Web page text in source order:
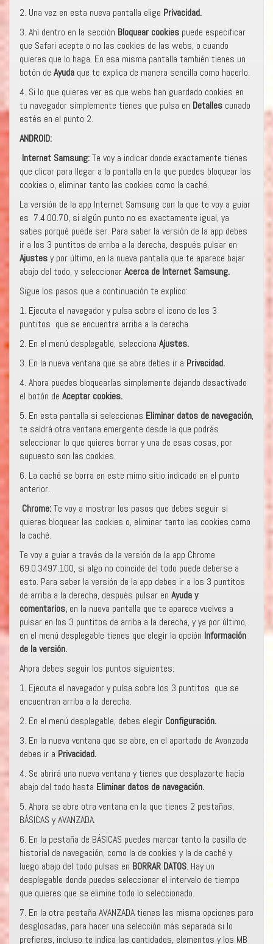
2. Una vez en esta nueva pantalla elige Privacidad.
3. Ahí dentro en la sección Bloquear cookies puede especificar
que Safari acepte o no las cookies de las webs, o cuando
quieres que lo haga. En esa misma pantalla también tienes un
botón de Ayuda que te explica de manera sencilla como hacerlo.
4. Si lo que quieres ver es que webs han guardado cookies en
tu navegador simplemente tienes que pulsa en Detalles cunado
estés en el punto 2.
ANDROID:
Internet Samsung:Te voy a indicar donde exactamente tienes
que clicar para llegar a la pantalla en la que puedes bloquear las
cookies o, eliminar tanto las cookies como la caché.
La versión de la app Internet Samsung con la que te voy a guiar
es 7.4.00.70, si algún punto no es exactamente igual, ya
sabes porqué puede ser. Para saber la versión de la app debes
ir a los 3 puntitos de arriba a la derecha, después pulsar en
Ajustesy por último, en la nueva pantalla que te aparece bajar
abajo del todo, y seleccionarAcerca de Internet Samsung.
Sigue los pasos que a continuación te explico:
1. Ejecuta el navegador y pulsa sobre el icono de los 3
puntitos que se encuentra arriba a la derecha.
2. En el menú desplegable, selecciona Ajustes.
3. En la nueva ventana que se abre debes ir a Privacidad.
4. Ahora puedes bloquearlas simplemente dejando desactivado
el botón de Aceptar cookies.
5. En esta pantalla si seleccionas Eliminar datos de navegación,
te saldrá otra ventana emergente desde la que podrás
seleccionar lo que quieres borrar y una de esas cosas, por
supuesto son las cookies.
6. La caché se borra en este mimo sitio indicado en el punto
anterior.
Chrome:Te voy a mostrar los pasos que debes seguir si
quieres bloquear las cookies o, eliminar tanto las cookies como
la caché.
Te voy a guiar a través de la versión de la app Chrome
69.0.3497.100, si algo no coincide del todo puede deberse a
esto. Para saber la versión de la app debes ir a los 3 puntitos
de arriba a la derecha, después pulsar en Ayuda y
comentarios, en la nueva pantalla que te aparece vuelves a
pulsar en los 3 puntitos de arriba a la derecha, y ya por último,
en el menú desplegable tienes que elegir la opción Información
de la versión.
Ahora debes seguir los puntos siguientes:
1. Ejecuta el navegador y pulsa sobre los 3 puntitos que se
encuentran arriba a la derecha.
2. En el menú desplegable, debes elegir Configuración.
3. En la nueva ventana que se abre, en el apartado de Avanzada
debes ir a Privacidad.
4. Se abrirá una nueva ventana y tienes que desplazarte hacía
abajo del todo hasta Eliminar datos de navegación.
5. Ahora se abre otra ventana en la que tienes 2 pestañas,
BÁSICAS y AVANZADA.
6. En la pestaña de BÁSICAS puedes marcar tanto la casilla de
historial de navegación, como la de cookies y la de caché y
luego abajo del todo pulsas en BORRAR DATOS. Hay un
desplegable donde puedes seleccionar el intervalo de tiempo
que quieres que se elimine todo lo seleccionado.
7. En la otra pestaña AVANZADA tienes las misma opciones paro
desglosadas, para hacer una selección más separada si lo
prefieres, incluso te indica las cantidades, elementos y los MB